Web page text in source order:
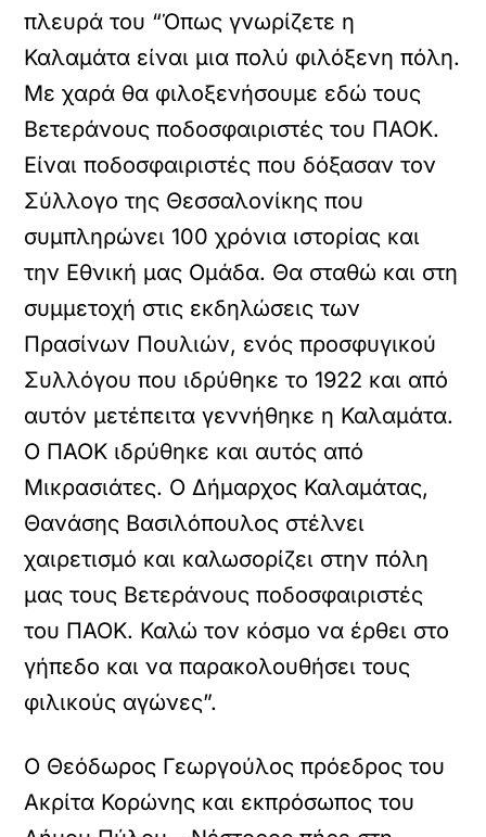
πλευρά του “Όπως γνωρίζετε η
Καλαμάτα είναι μια πολύ φιλόξενη πόλη.
Με χαρά θα φιλοξενήσουμε εδώ τους
Βετεράνους ποδοσφαιριστές του ΠΑΟΚ.
Είναι ποδοσφαιριστές που δόξασαν τον
Σύλλογο της Θεσσαλονίκης που
συμπληρώνει 100 χρόνια ιστορίας και
την Εθνική μας Ομάδα. Θα σταθώ και στη
συμμετοχή στις εκδηλώσεις των
Πρασίνων Πουλιών, ενός προσφυγικού
Συλλόγου που ιδρύθηκε το 1922 και από
αυτόν μετέπειτα γεννήθηκε η Καλαμάτα.
Ο ΠΑΟΚ ιδρύθηκε και αυτός από
Μικρασιάτες. Ο Δήμαρχος Καλαμάτας,
Θανάσης Βασιλόπουλος στέλνει
χαιρετισμό και καλωσορίζει στην πόλη
μας τους Βετεράνους ποδοσφαιριστές
του ΠΑΟΚ. Καλώ τον κόσμο να έρθει στο
γήπεδο και να παρακολουθήσει τους
φιλικούς αγώνες”.
Ο Θεόδωρος Γεωργούλος πρόεδρος του
Ακρίτα Κορώνης και εκπρόσωπος του